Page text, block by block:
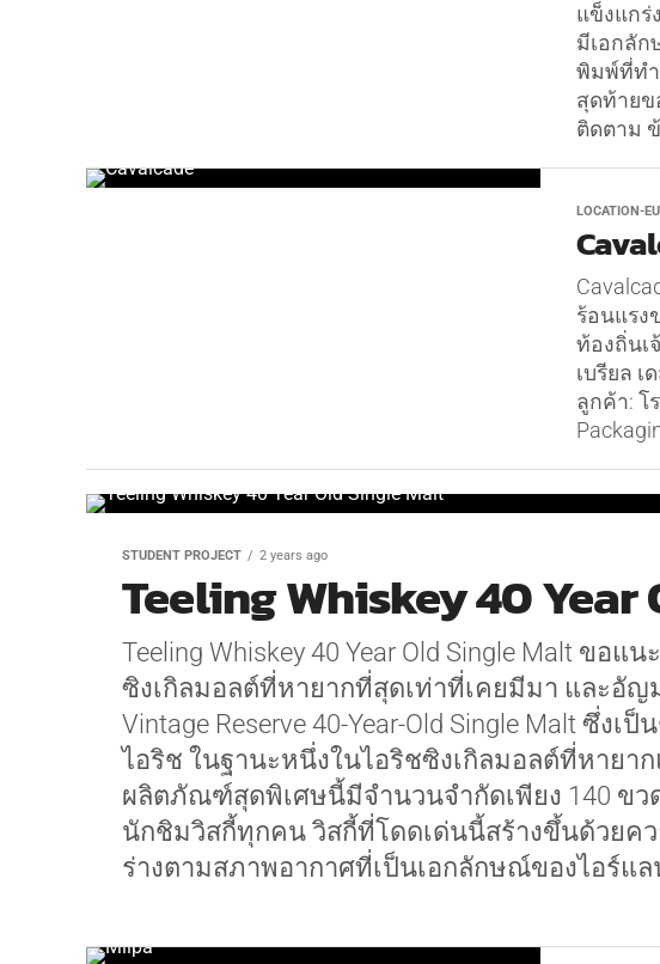
แข็งแกร่
มีเอกลัก
พิมพ์ที่ท
สุดท้ายข
ติดตาม
LOCATION-
ร้อนแรง
ท้องถิ่นเ
เบรียล
ลูกค้า: โ
STUDENT PROJECT 2 years ago
Teeling Whiskey 40 Year
Teeling Whiskey 40 Year Old Single Malt ขอแ
ซิงเกิลมอลต์ที่หายากที่สุดเท่าที่เคยมีมา และอัญ
Vintage Reserve 40-Year-Old Single Malt ซึ่ง
ไอริช ในฐานะหนึ่งในไอริชซิงเกิลมอลต์ที่หายา
ผลิตภัณฑ์สุดพิเศษนี้มีจำนวนจำกัดเพียง 140 ขว
นักชิมวิสกี้ทุกคน วิสกี้ที่โดดเด่นนี้สร้างขึ้นด้วยคว
ร่างตามสภาพอากาศที่เป็นเอกลักษณ์ของไอร์แล